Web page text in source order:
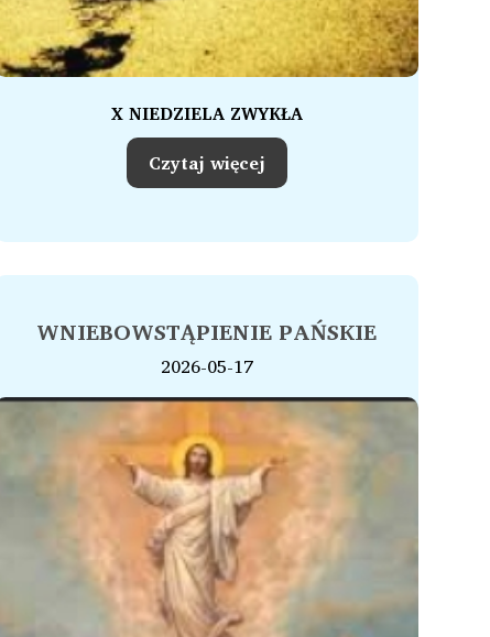
X NIEDZIELA ZWYKŁA
Czytaj więcej
WNIEBOWSTĄPIENIE PAŃSKIE
2026-05-17